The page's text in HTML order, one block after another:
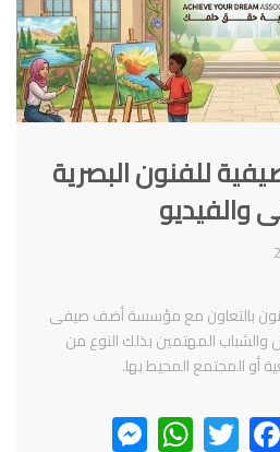
للفنون البصرية
والفيديو
بالتعاون مع مؤسسة أضف صيفى
والشباب المهتمين بذلك النوع من
أو المجتمع المحيط بها.
Twitter
WhatsApp
Messenger